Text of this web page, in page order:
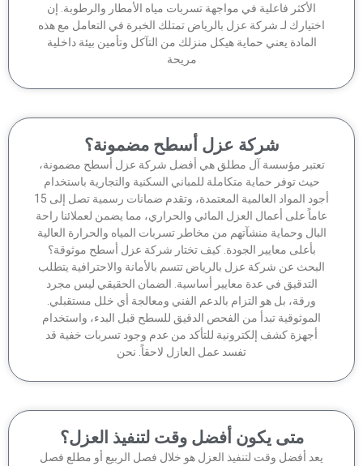
الأكثر فاعلية في مواجهة تسربات مياه الأمطار والرطوبة. إن
لـ شركة عزل بالرياض تمتلك الخبرة في التعامل مع هذه
المادة يعني حماية هيكل منزلك من التآكل وتأمين بيئة داخلية
شركة عزل أسطح مضمونة؟
مؤسسة آل مطلق هي أفضل شركة عزل أسطح مضمونة،
حيث توفر حماية متكاملة للمباني السكنية والتجارية باستخدام
أجود المواد العالمية المعتمدة، وتقدم ضمانات رسمية تصل إلى 15
على أعمال العزل المائي والحراري، مما يضمن لعملائنا راحة
وحماية منشآتهم من مخاطر تسربات المياه والحرارة العالية
بأعلى معايير الجودة. كيف تختار شركة عزل أسطح موثوقة؟
عن شركة عزل بالرياض تتسم بالأمانة والاحترافية يتطلب
التدقيق في عدة معايير أساسية. الضمان الحقيقي ليس مجرد
ورقة، بل هو التزام بالدعم الفني ومعالجة أي خلل مستقبلي.
الموثوقية تبدأ من الفحص الدقيق للسطح قبل البدء، واستخدام
أجهزة كشف إلكترونية للتأكد من عدم وجود تسربات خفية قد
تفسد عمل العازل لاحقاً. نحن
متى يكون أفضل وقت لتنفيذ العزل؟
أفضل وقت لتنفيذ العزل هو خلال فصل الربيع أو مطلع فصل